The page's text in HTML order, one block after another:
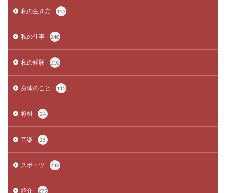
私の生き方 153
私の仕事 248
私の経験 210
身体のこと 115
将棋 24
音楽 26
スポーツ 243
紹介 279